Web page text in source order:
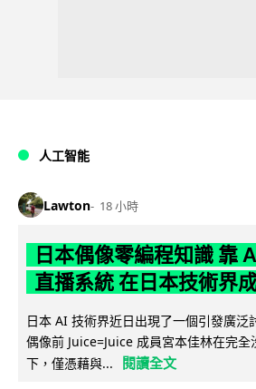
人工智能
Lawton 18 小時
日本偶像零編程知識 靠
直播系統 在日本技術界
日本 AI 技術界近日出現了一個引發廣泛
偶像前 Juice=Juice 成員宮本佳林在完
下，僅憑藉與...
閱讀全文